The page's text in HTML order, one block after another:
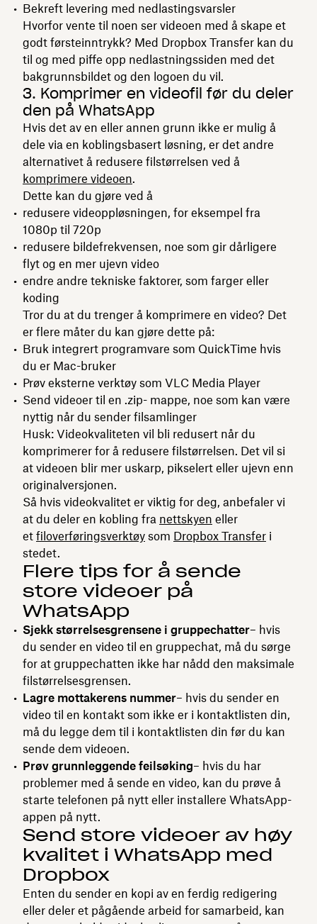
Bekreft levering med nedlastingsvarsler
Hvorfor vente til noen ser videoen med å skape et
godt førsteinntrykk? Med Dropbox Transfer kan du
til og med piffe opp nedlastningssiden med det
bakgrunnsbildet og den logoen du vil.
3. Komprimer en videofil før du deler
den på WhatsApp
Hvis det av en eller annen grunn ikke er mulig å
dele via en koblingsbasert løsning, er det andre
alternativet å redusere filstørrelsen ved å
komprimere videoen.
Dette kan du gjøre ved å
redusere videoppløsningen, for eksempel fra
1080p til 720p
redusere bildefrekvensen, noe som gir dårligere
flyt og en mer ujevn video
endre andre tekniske faktorer, som farger eller
koding
Tror du at du trenger å komprimere en video? Det
er flere måter du kan gjøre dette på:
Bruk integrert programvare som QuickTime hvis
du er Mac-bruker
Prøv eksterne verktøy som VLC Media Player
Send videoer til en .zip- mappe, noe som kan være
nyttig når du sender filsamlinger
Husk: Videokvaliteten vil bli redusert når du
komprimerer for å redusere filstørrelsen. Det vil si
at videoen blir mer uskarp, pikselert eller ujevn enn
originalversjonen.
Så hvis videokvalitet er viktig for deg, anbefaler vi
at du deler en kobling fra nettskyen eller
et filoverføringsverktøy som Dropbox Transfer i
stedet.
Flere tips for å sende
store videoer på
WhatsApp
Sjekk størrelsesgrensene i gruppechatter– hvis
du sender en video til en gruppechat, må du sørge
for at gruppechatten ikke har nådd den maksimale
filstørrelsesgrensen.
Lagre mottakerens nummer– hvis du sender en
video til en kontakt som ikke er i kontaktlisten din,
må du legge dem til i kontaktlisten din før du kan
sende dem videoen.
Prøv grunnleggende feilsøking– hvis du har
problemer med å sende en video, kan du prøve å
starte telefonen på nytt eller installere WhatsApp-
appen på nytt.
Send store videoer av høy
kvalitet i WhatsApp med
Dropbox
Enten du sender en kopi av en ferdig redigering
eller deler et pågående arbeid for samarbeid, kan